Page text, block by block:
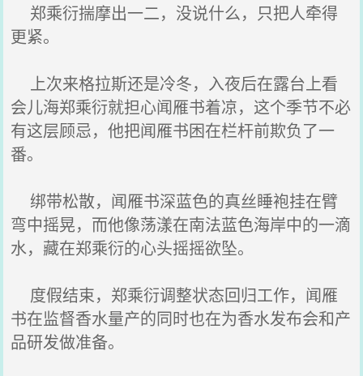
郑乘衍揣摩出一二，没说什么，只把人牵得
更紧。
上次来格拉斯还是冷冬，入夜后在露台上看
会儿海郑乘衍就担心闻雁书着凉，这个季节不必
有这层顾忌，他把闻雁书困在栏杆前欺负了一
番。
绑带松散，闻雁书深蓝色的真丝睡袍挂在臂
弯中摇晃，而他像荡漾在南法蓝色海岸中的一滴
水，藏在郑乘衍的心头摇摇欲坠。
度假结束，郑乘衍调整状态回归工作，闻雁
书在监督香水量产的同时也在为香水发布会和产
品研发做准备。